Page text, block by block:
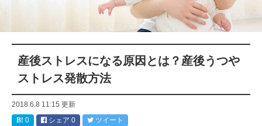
産後ストレスになる原因とは？産後うつや
ストレス発散方法
2018.6.8 11:15 更新
0
シェア 0 ツイート